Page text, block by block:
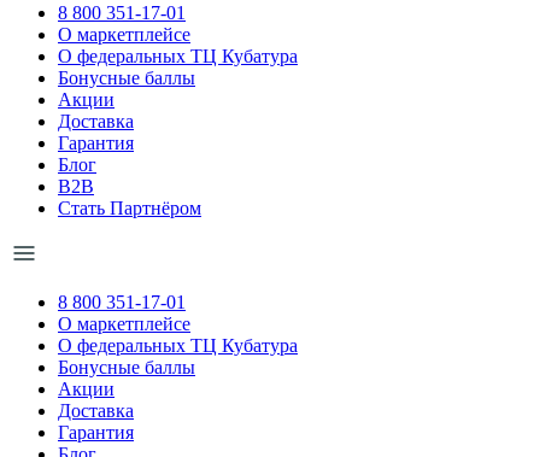
8 800 351-17-01
О маркетплейсе
О федеральных ТЦ Кубатура
Бонусные баллы
Акции
Доставка
Гарантия
Блог
B2B
Стать Партнёром
8 800 351-17-01
О маркетплейсе
О федеральных ТЦ Кубатура
Бонусные баллы
Акции
Доставка
Гарантия